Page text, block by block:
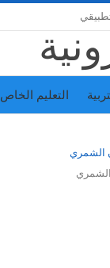
التعليم الخاص